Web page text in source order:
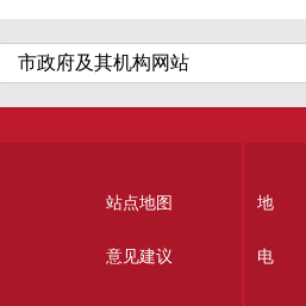
站点地图
意见建议
地 址
电 话